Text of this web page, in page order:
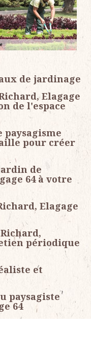
de jardinage
Elagage
de l'espace
paysagisme
pour créer
de
64 à votre
Elagage
périodique
et
paysagiste
64